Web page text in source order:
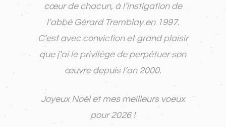
cœur de chacun, à l’instigation de
l’abbé Gérard Tremblay en 1997.
C’est avec conviction et grand plaisir
que j’ai le privilège de perpétuer son
œuvre depuis l’an 2000.
Joyeux Noël et mes meilleurs voeux
pour 2026 !